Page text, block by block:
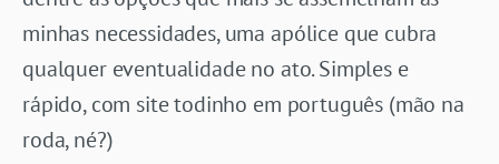
minhas necessidades, uma apólice que cubra
qualquer eventualidade no ato. Simples e
rápido, com site todinho em português (mão na
roda, né?)